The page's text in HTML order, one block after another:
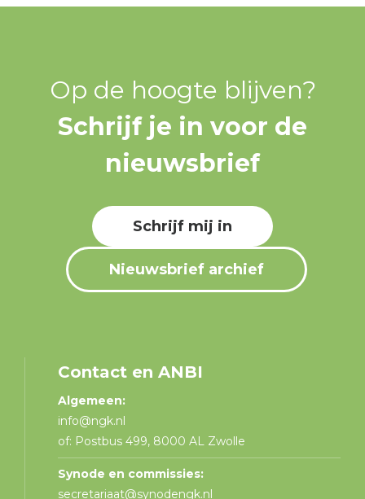
Op de hoogte blijven?
Schrijf je in voor de
nieuwsbrief
Schrijf mij in
Nieuwsbrief archief
Contact en ANBI
Algemeen:
info@ngk.nl
of: Postbus 499, 8000 AL Zwolle
Synode en commissies:
secretariaat@synodengk.nl